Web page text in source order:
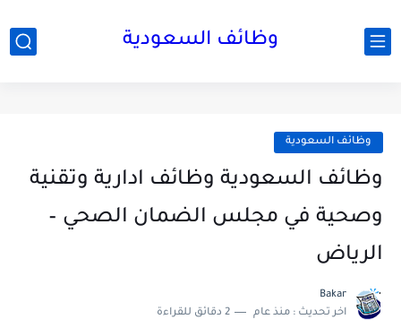
وظائف السعودية
وظائف السعودية
وظائف السعودية وظائف ادارية وتقنية
وصحية في مجلس الضمان الصحي –
الرياض
Bakar
اخر تحديث : منذ عام 2 دقائق للقراءة